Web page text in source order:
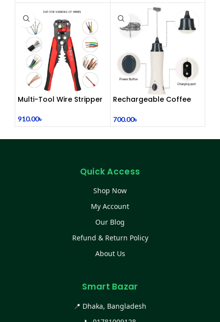
Multi-Tool Wire Stripper
910.00৳
Rechargeable Coffee
Foamer.
700.00৳
Quick Access
Shop Now
My Account
Our Blog
Refund & Return Policy
About Us
Smart Bazar
📍 Dhaka, Bangladesh